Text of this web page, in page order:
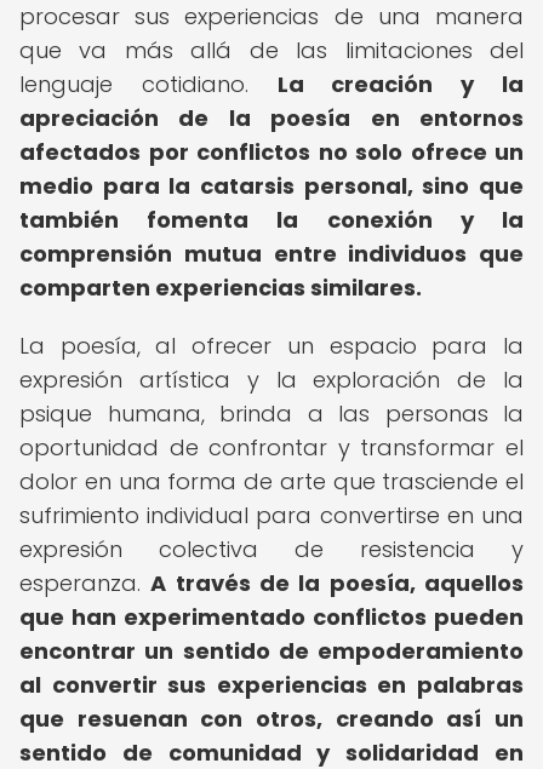
procesar sus experiencias de una manera
que va más allá de las limitaciones del
lenguaje cotidiano. La creación y la
apreciación de la poesía en entornos
afectados por conflictos no solo ofrece un
medio para la catarsis personal, sino que
también fomenta la conexión y la
comprensión mutua entre individuos que
comparten experiencias similares.
La poesía, al ofrecer un espacio para la
expresión artística y la exploración de la
psique humana, brinda a las personas la
oportunidad de confrontar y transformar el
dolor en una forma de arte que trasciende el
sufrimiento individual para convertirse en una
expresión colectiva de resistencia y
esperanza.A través de la poesía, aquellos
que han experimentado conflictos pueden
encontrar un sentido de empoderamiento
al convertir sus experiencias en palabras
que resuenan con otros, creando así un
sentido de comunidad y solidaridad en